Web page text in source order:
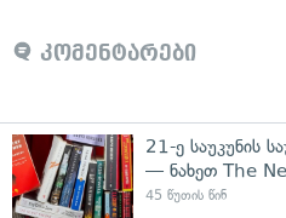
კომენტარები
21-ე საუკუნის
— ნახეთ The
45 წუთის წინ